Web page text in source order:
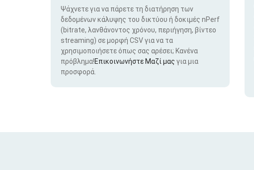
Ψάχνετε για να πάρετε τη διατήρηση των
δεδομένων κάλυψης του δικτύου ή δοκιμές nPerf
(bitrate, λανθάνοντος χρόνου, περιήγηση, βίντεο
streaming) σε μορφή CSV για να τα
χρησιμοποιήσετε όπως σας αρέσει; Κανένα
πρόβλημα!Επικοινωνήστε Μαζί μας για μια
προσφορά.